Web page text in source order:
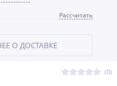
(0)
Рассчитать
О ДОСТАВКЕ